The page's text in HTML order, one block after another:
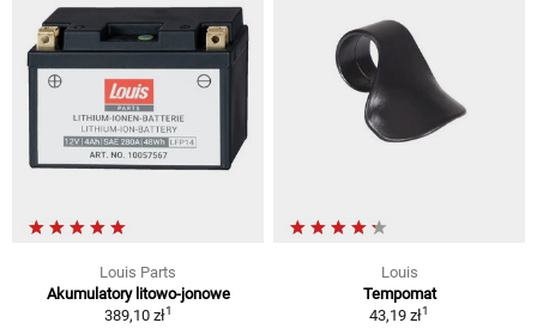
Louis Parts
Akumulatory litowo-jonowe
389,10 zł1
Louis
Tempomat
43,19 zł1